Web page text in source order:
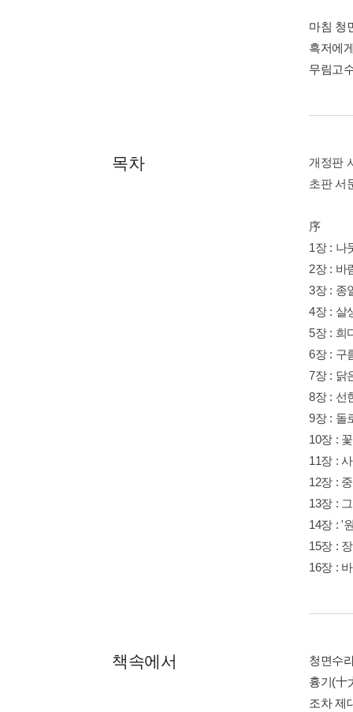
마침 청
흑저에
무림고
목차
개정판
초판 서
序
1장 : 나
2장 : 바
3장 : 종
4장 : 살
5장 : 희
6장 : 구
7장 : 닭
8장 : 선
9장 : 돌
10장 :
11장 :
12장 :
13장 :
14장 : '
15장 :
16장 :
책속에서
청면수
흉기(十
조차 제